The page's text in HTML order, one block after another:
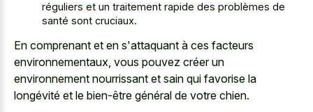
réguliers et un traitement rapide des problèmes de
santé sont cruciaux.
En comprenant et en s'attaquant à ces facteurs
environnementaux, vous pouvez créer un
environnement nourrissant et sain qui favorise la
longévité et le bien-être général de votre chien.